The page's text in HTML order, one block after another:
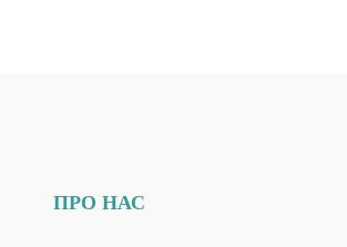
ПРО НАС